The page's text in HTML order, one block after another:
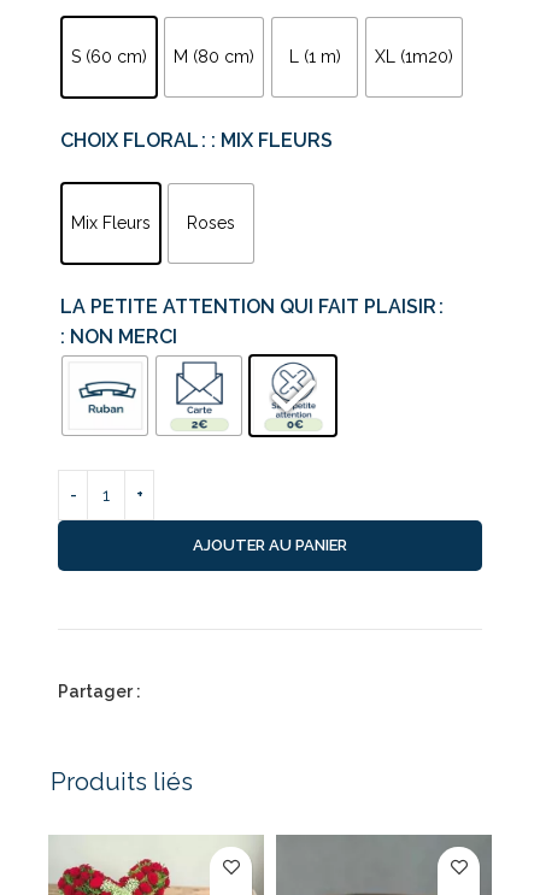
S (60 cm) M (80 cm) L (1 m) XL (1m20)
CHOIX FLORAL : MIX FLEURS
Mix Fleurs Roses
LA PETITE ATTENTION QUI FAIT PLAISIR
: NON MERCI
AJOUTER AU PANIER
Partager :
Produits liés